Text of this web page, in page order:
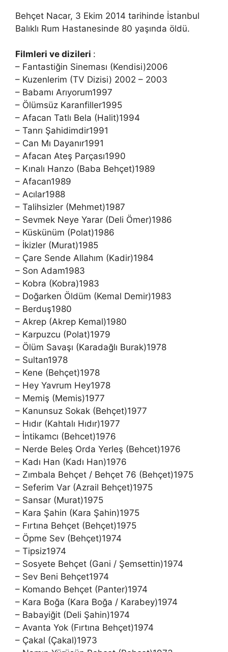
Behçet Nacar, 3 Ekim 2014 tarihinde İstanbul
Balıklı Rum Hastanesinde 80 yaşında öldü.
Filmleri ve dizileri :
– Fantastiğin Sineması (Kendisi)2006
– Kuzenlerim (TV Dizisi) 2002 – 2003
– Babamı Arıyorum1997
– Ölümsüz Karanfiller1995
– Afacan Tatlı Bela (Halit)1994
– Tanrı Şahidimdir1991
– Can Mı Dayanır1991
– Afacan Ateş Parçası1990
– Kınalı Hanzo (Baba Behçet)1989
– Afacan1989
– Acılar1988
– Talihsizler (Mehmet)1987
– Sevmek Neye Yarar (Deli Ömer)1986
– Küskünüm (Polat)1986
– İkizler (Murat)1985
– Çare Sende Allahım (Kadir)1984
– Son Adam1983
– Kobra (Kobra)1983
– Doğarken Öldüm (Kemal Demir)1983
– Berduş1980
– Akrep (Akrep Kemal)1980
– Karpuzcu (Polat)1979
– Ölüm Savaşı (Karadağlı Burak)1978
– Sultan1978
– Kene (Behçet)1978
– Hey Yavrum Hey1978
– Memiş (Memis)1977
– Kanunsuz Sokak (Behçet)1977
– Hıdır (Kahtalı Hıdır)1977
– İntikamcı (Behcet)1976
– Nerde Beleş Orda Yerleş (Behcet)1976
– Kadı Han (Kadı Han)1976
– Zımbala Behçet / Behçet 76 (Behçet)1975
– Seferim Var (Azrail Behçet)1975
– Sansar (Murat)1975
– Kara Şahin (Kara Şahin)1975
– Fırtına Behçet (Behçet)1975
– Öpme Sev (Behçet)1974
– Tipsiz1974
– Sosyete Behçet (Gani / Şemsettin)1974
– Sev Beni Behçet1974
– Komando Behçet (Panter)1974
– Kara Boğa (Kara Boğa / Karabey)1974
– Babayiğit (Deli Şahin)1974
– Avanta Yok (Fırtına Behçet)1974
– Çakal (Çakal)1973